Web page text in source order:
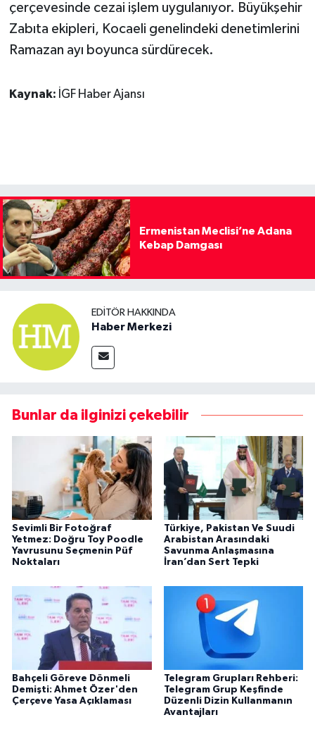
çerçevesinde cezai işlem uygulanıyor. Büyükşehir
Zabıta ekipleri, Kocaeli genelindeki denetimlerini
Ramazan ayı boyunca sürdürecek.
Kaynak: İGF Haber Ajansı
Ermenistan Meclisi’ne Adana
Kebap Damgası
EDITÖR HAKKINDA
Haber Merkezi
Bunlar da ilginizi çekebilir
Sevimli Bir Fotoğraf
Yetmez: Doğru Toy Poodle
Yavrusunu Seçmenin Püf
Noktaları
Türkiye, Pakistan Ve Suudi
Arabistan Arasındaki
Savunma Anlaşmasına
İran’dan Sert Tepki
Bahçeli Göreve Dönmeli
Demişti: Ahmet Özer'den
Çerçeve Yasa Açıklaması
Telegram Grupları Rehberi:
Telegram Grup Keşfinde
Düzenli Dizin Kullanmanın
Avantajları